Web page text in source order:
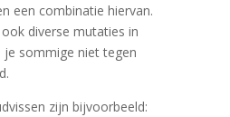
een combinatie hiervan.
diverse mutaties in
sommige niet tegen
zijn bijvoorbeeld: